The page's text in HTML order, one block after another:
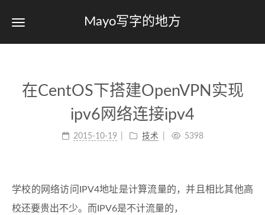
Mayo写字的地方
在CentOS下搭建OpenVPN实现
ipv6网络连接ipv4
2015-10-19 技术 5398
学校的网络访问IPV4地址是计算流量的，并且相比其他高
校还要贵出不少。而IPV6是不计流量的，